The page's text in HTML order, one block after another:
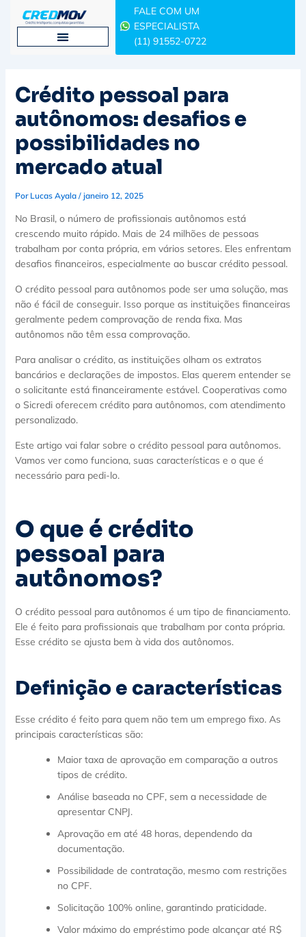
FALE COM UM
ESPECIALISTA
(11) 91552-0722
Crédito pessoal para
autônomos: desafios e
possibilidades no
mercado atual
Por Lucas Ayala / janeiro 12, 2025
No Brasil, o número de profissionais autônomos está
crescendo muito rápido. Mais de 24 milhões de pessoas
trabalham por conta própria, em vários setores. Eles enfrentam
desafios financeiros, especialmente ao buscar crédito pessoal.
O crédito pessoal para autônomos pode ser uma solução, mas
não é fácil de conseguir. Isso porque as instituições financeiras
geralmente pedem comprovação de renda fixa. Mas
autônomos não têm essa comprovação.
Para analisar o crédito, as instituições olham os extratos
bancários e declarações de impostos. Elas querem entender se
o solicitante está financeiramente estável. Cooperativas como
o Sicredi oferecem crédito para autônomos, com atendimento
personalizado.
Este artigo vai falar sobre o crédito pessoal para autônomos.
Vamos ver como funciona, suas características e o que é
necessário para pedi-lo.
O que é crédito
pessoal para
autônomos?
O crédito pessoal para autônomos é um tipo de financiamento.
Ele é feito para profissionais que trabalham por conta própria.
Esse crédito se ajusta bem à vida dos autônomos.
Definição e características
Esse crédito é feito para quem não tem um emprego fixo. As
principais características são:
Maior taxa de aprovação em comparação a outros
tipos de crédito.
Análise baseada no CPF, sem a necessidade de
apresentar CNPJ.
Aprovação em até 48 horas, dependendo da
documentação.
Possibilidade de contratação, mesmo com restrições
no CPF.
Solicitação 100% online, garantindo praticidade.
Valor máximo do empréstimo pode alcançar até R$